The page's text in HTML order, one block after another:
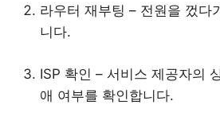
라우터 재부팅 – 전원을 껐다
니다.
ISP 확인 – 서비스 제공자의
애 여부를 확인합니다.